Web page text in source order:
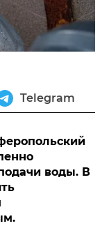
Telegram
воды. В